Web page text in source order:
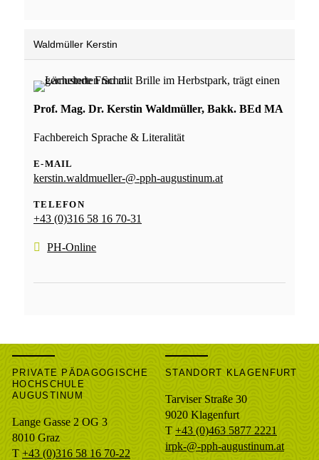
Waldmüller Kerstin
Prof. Mag. Dr. Kerstin Waldmüller, Bakk. BEd MA
Fachbereich Sprache & Literalität
E-MAIL
kerstin.waldmueller-@-pph-augustinum.at
TELEFON
+43 (0)316 58 16 70-31
PH-Online
PRIVATE PÄDAGOGISCHE
HOCHSCHULE
AUGUSTINUM
Lange Gasse 2 OG 3
8010 Graz
T +43 (0)316 58 16 70-22
STANDORT KLAGENFURT
Tarviser Straße 30
9020 Klagenfurt
T +43 (0)463 5877 2221
irpk-@-pph-augustinum.at